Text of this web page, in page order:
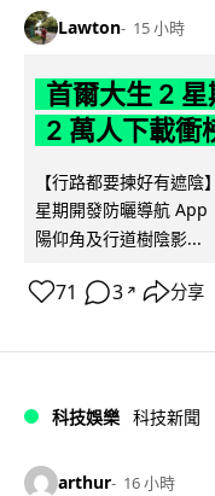
Lawton 15 小時
首爾大生 2
2 萬人下載衝
【行路都要揀好有遮
星期開發防曬導航 App
陽仰角及行道樹陰影...
71 3 ↗ 分享
科技娛樂 科技新聞
arthur 16 小時